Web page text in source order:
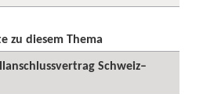
zu diesem Thema
Schweiz–